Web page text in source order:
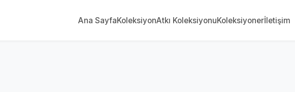
Ana SayfaKoleksiyonAtkı KoleksiyonuKoleksiyonerİletişim